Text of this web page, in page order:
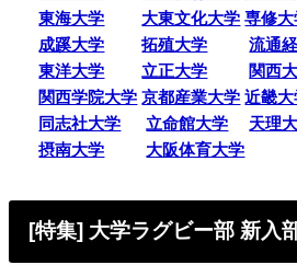
東海大学
大東文化大学 専修大
成蹊大学
拓殖大学
流通
東洋大学
立正大学
関西
関西学院大学 京都産業大学 近畿大
同志社大学
立命館大学
天理
摂南大学
大阪体育大学
[特集] 大学ラグビー部 新入